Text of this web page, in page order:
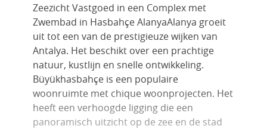
Zeezicht Vastgoed in een Complex met
Zwembad in Hasbahçe AlanyaAlanya groeit
uit tot een van de prestigieuze wijken van
Antalya. Het beschikt over een prachtige
natuur, kustlijn en snelle ontwikkeling.
Büyükhasbahçe is een populaire
woonruimte met chique woonprojecten. Het
heeft een verhoogde ligging die een
panoramisch uitzicht op de zee en de stad